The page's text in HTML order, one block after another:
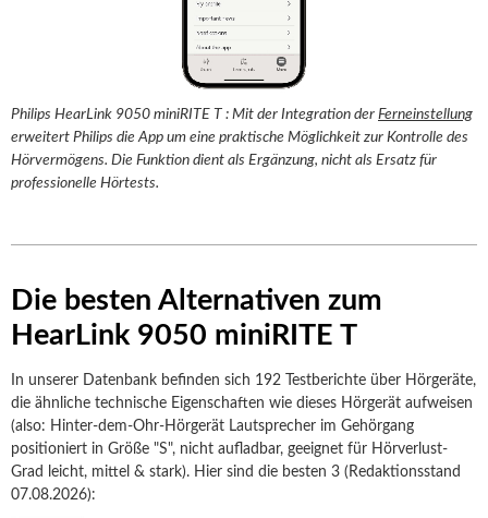
Philips HearLink 9050 miniRITE T : Mit der Integration der Ferneinstellung
erweitert Philips die App um eine praktische Möglichkeit zur Kontrolle des
Hörvermögens. Die Funktion dient als Ergänzung, nicht als Ersatz für
professionelle Hörtests.
Die besten Alternativen zum
HearLink 9050 miniRITE T
In unserer Datenbank befinden sich 192 Testberichte über Hörgeräte,
die ähnliche technische Eigenschaften wie dieses Hörgerät aufweisen
(also: Hinter-dem-Ohr-Hörgerät Lautsprecher im Gehörgang
positioniert in Größe "S", nicht aufladbar, geeignet für Hörverlust-
Grad leicht, mittel & stark). Hier sind die besten 3 (Redaktionsstand
07.08.2026):